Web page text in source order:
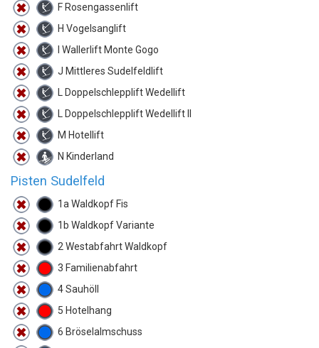
F Rosengassenlift
H Vogelsanglift
I Wallerlift Monte Gogo
J Mittleres Sudelfeldlift
L Doppelschlepplift Wedellift
L Doppelschlepplift Wedellift II
M Hotellift
N Kinderland
Pisten Sudelfeld
1a Waldkopf Fis
1b Waldkopf Variante
2 Westabfahrt Waldkopf
3 Familienabfahrt
4 Sauhöll
5 Hotelhang
6 Bröselalmschuss